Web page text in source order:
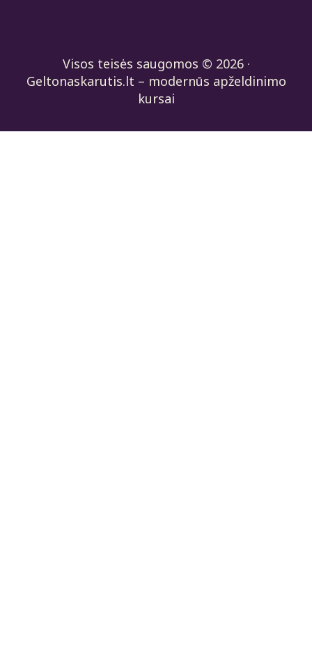
Visos teisės saugomos © 2026 ·
Geltonaskarutis.lt – modernūs apželdinimo
kursai